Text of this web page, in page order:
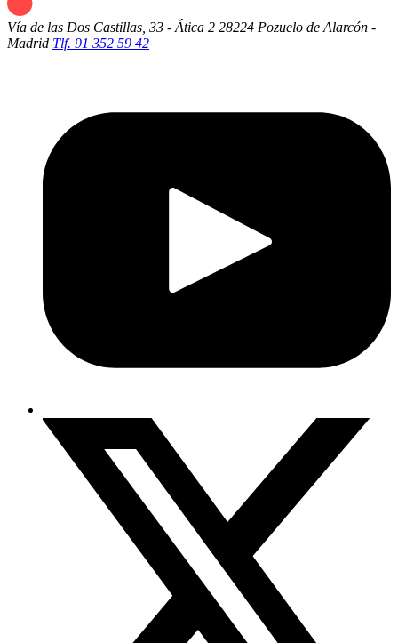
Vía de las Dos Castillas, 33 - Ática 2 28224 Pozuelo de Alarcón -
Madrid Tlf. 91 352 59 42